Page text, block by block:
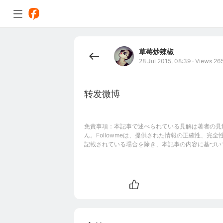
草莓炒辣椒
28 Jul 2015, 08:39 · Views
转发微博
免責事項：本記事で述べられている見解は著者の
ん。Followmeは、提供された情報の正確性、完全
記載されている場合を除き、本記事の内容に基づ